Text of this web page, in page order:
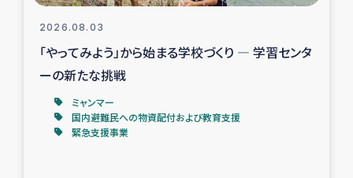
レバノンでのシリア難民・レバノン人への農業支援
海外ルーツの市民との共生
神原ゼミxパルシック
2026.08.03
「やってみよう」から始まる学校づくり ― 学習センタ
ーの新たな挑戦
ミャンマー
国内避難民への物資配付および教育支援
緊急支援事業